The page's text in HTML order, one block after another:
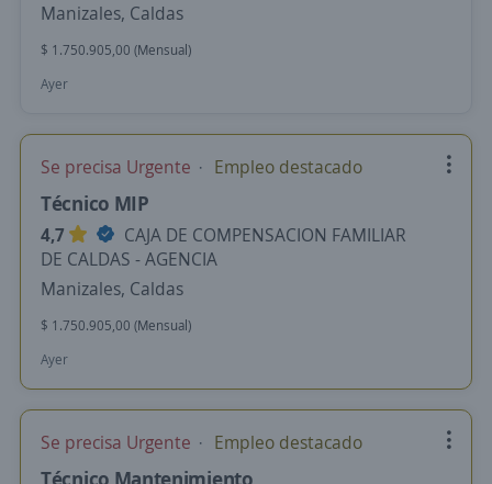
Manizales, Caldas
$ 1.750.905,00 (Mensual)
Ayer
Se precisa Urgente Empleo destacado
Técnico MIP
4,7
CAJA DE COMPENSACION FAMILIAR
DE CALDAS - AGENCIA
Manizales, Caldas
$ 1.750.905,00 (Mensual)
Ayer
Se precisa Urgente Empleo destacado
Técnico Mantenimiento